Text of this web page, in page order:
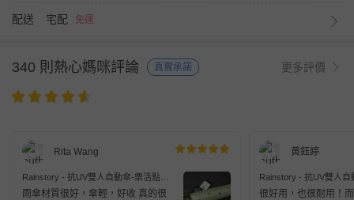
配送 宅配 免運
340 則熱心媽咪評論 真實承諾 更多評價
Rita Wang
Rainstory - 抗UV雙人自動傘-樂活點點-
粉綠
雨傘材質很好，傘輕，好收 真的很
黃鈺婷
Rainstory - 抗UV雙人自
亮綠
很好用，也很耐用！